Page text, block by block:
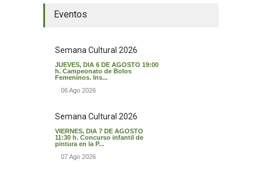
Eventos
Semana Cultural 2026
JUEVES, DIA 6 DE AGOSTO 19:00
h. Campeonato de Bolos
Femeninos. Ins...
06 Ago 2026
Semana Cultural 2026
VIERNES, DIA 7 DE AGOSTO
11:30 h. Concurso infantil de
pintura en la P...
07 Ago 2026